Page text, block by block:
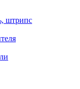
штрипс